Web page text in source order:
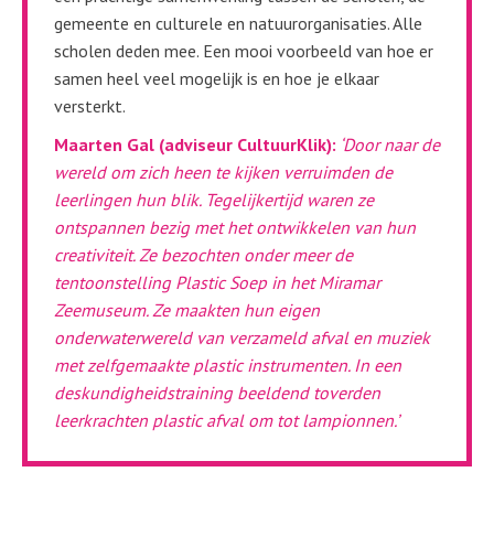
gemeente en culturele en natuurorganisaties. Alle
scholen deden mee. Een mooi voorbeeld van hoe er
samen heel veel mogelijk is en hoe je elkaar
versterkt.
Maarten Gal (adviseur CultuurKlik): ‘Door naar de
wereld om zich heen te kijken verruimden de
leerlingen hun blik. Tegelijkertijd waren ze
ontspannen bezig met het ontwikkelen van hun
creativiteit. Ze bezochten onder meer de
tentoonstelling Plastic Soep in het Miramar
Zeemuseum. Ze maakten hun eigen
onderwaterwereld van verzameld afval en muziek
met zelfgemaakte plastic instrumenten. In een
deskundigheidstraining beeldend toverden
leerkrachten plastic afval om tot lampionnen.’